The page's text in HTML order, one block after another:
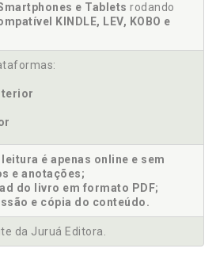
e Tablets rodando
KINDLE, LEV, KOBO e
é apenas online e sem
e anotações;
do livro em formato PDF;
e cópia do conteúdo.
da Juruá Editora.